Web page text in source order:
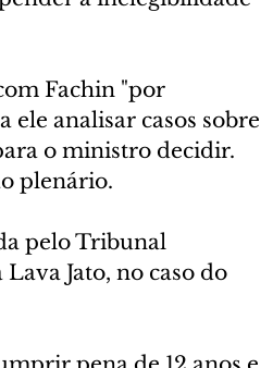
Fachin "por
ele analisar casos sobre
o ministro decidir.
plenário.
pelo Tribunal
Jato, no caso do